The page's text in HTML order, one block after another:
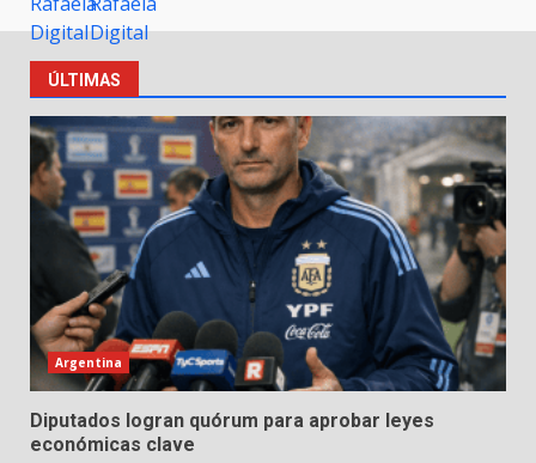
ÚLTIMAS
Argentina
Diputados logran quórum para aprobar leyes
económicas clave